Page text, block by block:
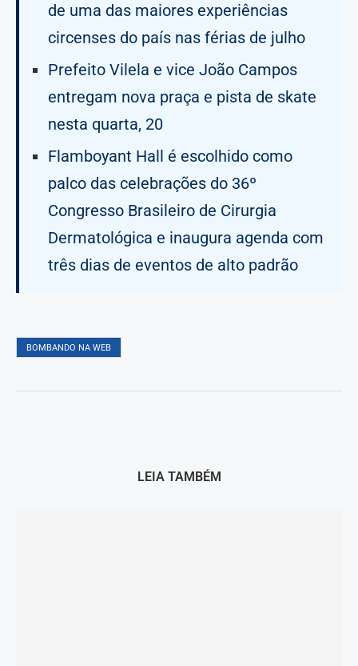
de uma das maiores experiências
circenses do país nas férias de julho
Prefeito Vilela e vice João Campos
entregam nova praça e pista de skate
nesta quarta, 20
Flamboyant Hall é escolhido como
palco das celebrações do 36º
Congresso Brasileiro de Cirurgia
Dermatológica e inaugura agenda com
três dias de eventos de alto padrão
BOMBANDO NA WEB
LEIA TAMBÉM